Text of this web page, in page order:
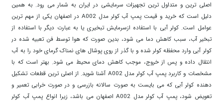
اصلی ترین و متداول ترین تجهیزات سرمایشی در ایران به شمار می رود. به همین
دلیل است که خرید و قیمت پمپ آب کولر مدل A002 در اصفهان یکی از مهم ترین
عوامل است. کولر آبی با استفاده ازسرمایش تبخیری یا به عبارت دیگر با استفاده از
تبخیر آب، سبب کاهش دما می شود، بدین صورت که هوا توسط فن تعبیه شده در
کولر آبی وارد محفظه کولر شده و با گذر از روی پوشال های نمناک گرمای خود را به آب
انتقال داده و پس از خروج، موجب کاهش دمای محیط می شود. بهتر است که با
مشخصات و کاربرد پمپ آب کولر مدل A002 آشنا شوید. از اصلی ترین قطعات تشکیل
دهنده کولر آبی که می بایست به صورت سالانه بازرسی و در صورت خرابی تعمیر و
تعویض شود، پمپ آب کولر مدل A002 اصفهان می باشد، زیرا انواع پمپ آب کولر